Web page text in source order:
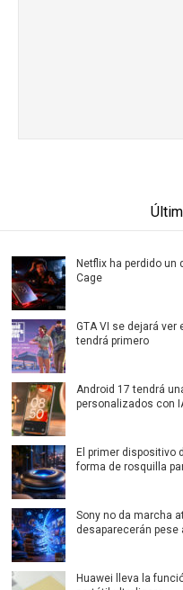
Netflix ha perdido un
Cage
GTA VI se dejará
tendrá primero
Android 17 tendrá
personalizados con
El primer dispositivo
forma de rosquilla
Sony no da marcha
desaparecerán pese
Huawei lleva la